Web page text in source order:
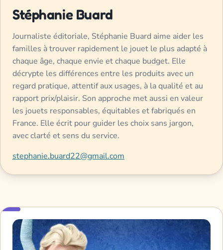
Stéphanie Buard
Journaliste éditoriale, Stéphanie Buard aime aider les
familles à trouver rapidement le jouet le plus adapté à
chaque âge, chaque envie et chaque budget. Elle
décrypte les différences entre les produits avec un
regard pratique, attentif aux usages, à la qualité et au
rapport prix/plaisir. Son approche met aussi en valeur
les jouets responsables, équitables et fabriqués en
France. Elle écrit pour guider les choix sans jargon,
avec clarté et sens du service.
stephanie.buard22@gmail.com